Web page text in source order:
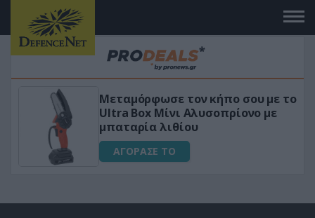
σου με το
με
«Μαγική» φόρμουλα
για αύξηση της λίμπιντο
ΑΓΟΡΑΣΕ ΤΟ